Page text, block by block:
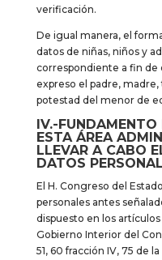
verificación.
De igual manera, el
datos de niñas, niños y
correspondiente a fin
expreso el padre,
potestad del menor de
IV.-
ESTA ÁREA
LLEVAR A CABO
DATOS
El H. Congreso del
personales antes
dispuesto en los
Gobierno Interior del
51, 60 fracción IV, 75 de